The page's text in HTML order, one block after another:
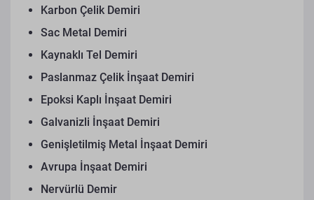
Karbon Çelik Demiri
Sac Metal Demiri
Kaynaklı Tel Demiri
Paslanmaz Çelik İnşaat Demiri
Epoksi Kaplı İnşaat Demiri
Galvanizli İnşaat Demiri
Genişletilmiş Metal İnşaat Demiri
Avrupa İnşaat Demiri
Nervürlü Demir